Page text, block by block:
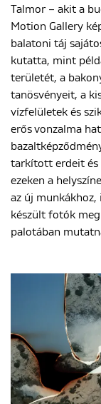
Talmor – akit a
Motion Gallery
balatoni táj
kutatta, mint
területét, a
tanösvényeit, a
vízfelületek és
erős vonzalma
tarkított erdeit és
ezeken a
az új munkákhoz,
készült fotók
palotában